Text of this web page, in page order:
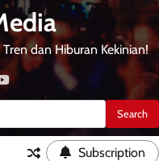
dan Hiburan Kekinian!
youtube
Subscription